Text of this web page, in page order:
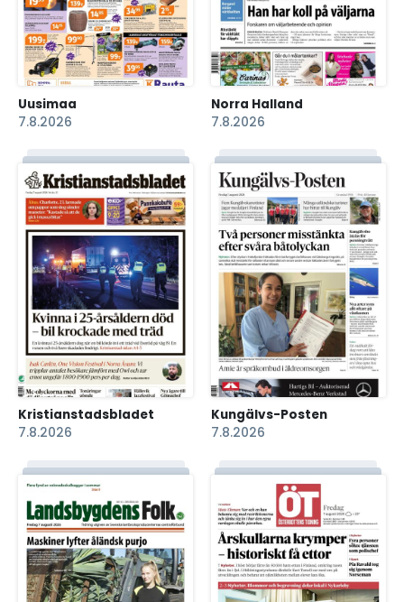
Uusimaa
7.8.2026
Norra Halland
7.8.2026
Kristianstadsbladet
7.8.2026
Kungälvs-Posten
7.8.2026